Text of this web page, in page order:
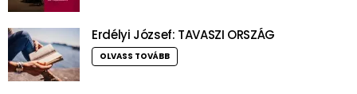
Erdélyi József: TAVASZI ORSZÁG
OLVASS TOVÁBB